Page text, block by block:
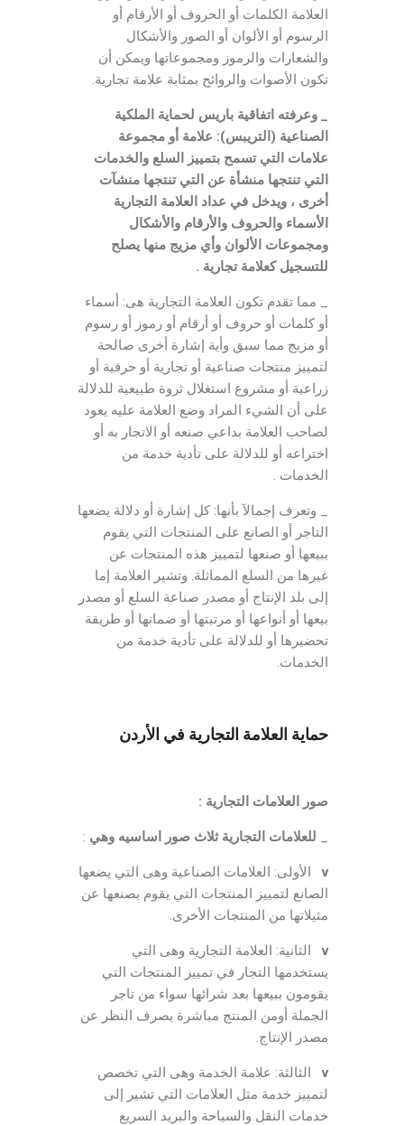
العلامة الكلمات أو الحروف أو الأرقام أو
الرسوم أو الألوان أو الصور والأشكال
والشعارات والرموز ومجموعاتها ويمكن أن
تكون الأصوات والروائح بمثابة علامة تجارية.
_ وعرفته اتفاقية باريس لحماية الملكية
الصناعية (التريبس): علامة أو مجموعة
علامات التي تسمح بتمييز السلع والخدمات
التي تنتجها منشأة عن التي تنتجها منشآت
أخرى ، ويدخل في عداد العلامة التجارية
الأسماء والحروف والأرقام والأشكال
ومجموعات الألوان وأي مزيج منها يصلح
للتسجيل كعلامة تجارية .
_ مما تقدم تكون العلامة التجارية هى: أسماء
أو كلمات أو حروف أو أرقام أو رموز أو رسوم
أو مزيج مما سبق وأية إشارة أخرى صالحة
لتمييز منتجات صناعية أو تجارية أو حرفية أو
زراعية أو مشروع استغلال ثروة طبيعية للدلالة
على أن الشيء المراد وضع العلامة عليه يعود
لصاحب العلامة بداعي صنعه أو الاتجار به أو
اختراعه أو للدلالة على تأدية خدمة من
الخدمات .
_ وتعرف إجمالآ بأنها: كل إشارة أو دلالة يضعها
التاجر أو الصانع على المنتجات التي يقوم
ببيعها أو صنعها لتمييز هذه المنتجات عن
غيرها من السلع المماثلة. وتشير العلامة إما
إلى بلد الإنتاج أو مصدر صناعة السلع أو مصدر
بيعها أو أنواعها أو مرتبتها أو ضمانها أو طريقة
تحضيرها أو للدلالة على تأدية خدمة من
الخدمات.
حماية العلامة التجارية في الأردن
صور العلامات التجارية :
للعلامات التجارية ثلاث صور اساسيه وهي :
v
الأولى: العلامات الصناعية وهى التي يضعها
الصانع لتمييز المنتجات التي يقوم بصنعها عن
مثيلاتها من المنتجات الأخرى.
v
الثانية: العلامة التجارية وهى التي
يستخدمها التجار في تمييز المنتجات التي
يقومون ببيعها بعد شرائها سواء من تاجر
الجملة أومن المنتج مباشرة بصرف النظر عن
مصدر الإنتاج.
v
الثالثة: علامة الخدمة وهى التي تخصص
لتمييز خدمة مثل العلامات التي تشير إلى
خدمات النقل والسياحة والبريد السريع